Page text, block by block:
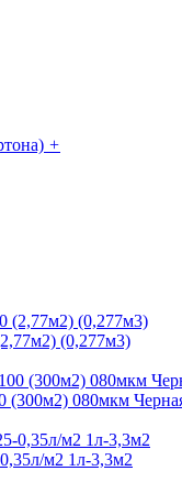
+
(0,277м3)
(300м2) 080мкм
м2 1л-3,3м2